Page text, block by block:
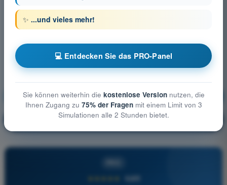
Menschliches Leistungsvermögen Ausbildung!
🔒 PRO Erläuterung der Frage
4,6/5
✨ ...und vieles mehr!
💻 Entdecken Sie das PRO-Panel
Sie können weiterhin die kostenlose Versionnutzen, die
Ihnen Zugang zu 75% der Fragenmit einem Limit von 3
Simulationen alle 2 Stunden bietet.